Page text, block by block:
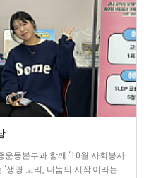
동본부과 함께 ‘10월 사회봉사
생명 고리, 나눔의 시작’이라는